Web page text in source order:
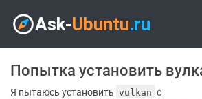
Попытка установить
Я пытаюсь установить vulkan с